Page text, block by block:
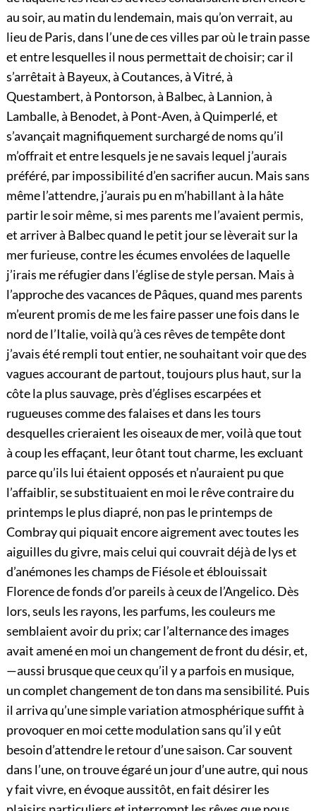
au soir, au matin du lendemain, mais qu’on verrait, au
lieu de Paris, dans l’une de ces villes par où le train passe
et entre lesquelles il nous permettait de choisir; car il
s’arrêtait à Bayeux, à Coutances, à Vitré, à
Questambert, à Pontorson, à Balbec, à Lannion, à
Lamballe, à Benodet, à Pont-Aven, à Quimperlé, et
s’avançait magnifiquement surchargé de noms qu’il
m’offrait et entre lesquels je ne savais lequel j’aurais
préféré, par impossibilité d’en sacrifier aucun. Mais sans
même l’attendre, j’aurais pu en m’habillant à la hâte
partir le soir même, si mes parents me l’avaient permis,
et arriver à Balbec quand le petit jour se lèverait sur la
mer furieuse, contre les écumes envolées de laquelle
j’irais me réfugier dans l’église de style persan. Mais à
l’approche des vacances de Pâques, quand mes parents
m’eurent promis de me les faire passer une fois dans le
nord de l’Italie, voilà qu’à ces rêves de tempête dont
j’avais été rempli tout entier, ne souhaitant voir que des
vagues accourant de partout, toujours plus haut, sur la
côte la plus sauvage, près d’églises escarpées et
rugueuses comme des falaises et dans les tours
desquelles crieraient les oiseaux de mer, voilà que tout
à coup les effaçant, leur ôtant tout charme, les excluant
parce qu’ils lui étaient opposés et n’auraient pu que
l’affaiblir, se substituaient en moi le rêve contraire du
printemps le plus diapré, non pas le printemps de
Combray qui piquait encore aigrement avec toutes les
aiguilles du givre, mais celui qui couvrait déjà de lys et
d’anémones les champs de Fiésole et éblouissait
Florence de fonds d’or pareils à ceux de l’Angelico. Dès
lors, seuls les rayons, les parfums, les couleurs me
semblaient avoir du prix; car l’alternance des images
avait amené en moi un changement de front du désir, et,
—aussi brusque que ceux qu’il y a parfois en musique,
un complet changement de ton dans ma sensibilité. Puis
il arriva qu’une simple variation atmosphérique suffit à
provoquer en moi cette modulation sans qu’il y eût
besoin d’attendre le retour d’une saison. Car souvent
dans l’une, on trouve égaré un jour d’une autre, qui nous
y fait vivre, en évoque aussitôt, en fait désirer les